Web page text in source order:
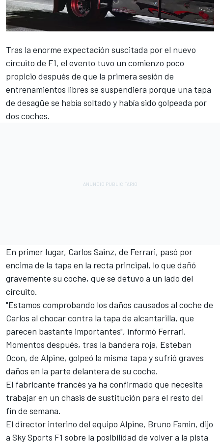
Tras la enorme expectación suscitada por el nuevo
circuito de F1, el evento tuvo un comienzo poco
propicio después de que la primera sesión de
entrenamientos libres se suspendiera porque una tapa
de desagüe se había soltado y había sido golpeada por
dos coches.
En primer lugar, Carlos Sainz, de Ferrari, pasó por
encima de la tapa en la recta principal, lo que dañó
gravemente su coche, que se detuvo a un lado del
circuito.
"Estamos comprobando los daños causados al coche de
Carlos al chocar contra la tapa de alcantarilla, que
parecen bastante importantes", informó Ferrari.
Momentos después, tras la bandera roja, Esteban
Ocon, de Alpine, golpeó la misma tapa y sufrió graves
daños en la parte delantera de su coche.
El fabricante francés ya ha confirmado que necesita
trabajar en un chasis de sustitución para el resto del
fin de semana.
El director interino del equipo Alpine, Bruno Famin, dijo
a Sky Sports F1 sobre la posibilidad de volver a la pista